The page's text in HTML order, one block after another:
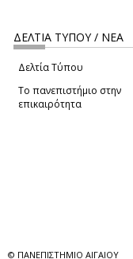
ΔΕΛΤΙΑ ΤΥΠΟΥ / ΝΕΑ
Δελτία Τύπου
Το πανεπιστήμιο στην
επικαιρότητα
© ΠΑΝΕΠΙΣΤΗΜΙΟ ΑΙΓΑΙΟΥ